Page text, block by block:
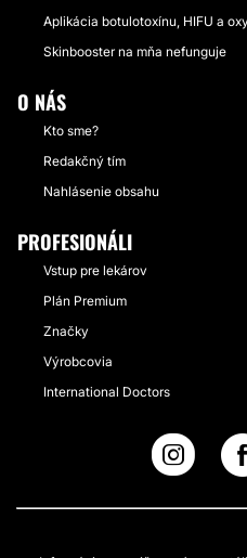
Aplikácia botulotoxínu, HIFU a
Skinbooster na mňa nefunguje
O NÁS
Kto sme?
Redakčný tím
Nahlásenie obsahu
PROFESIONÁLI
Vstup pre lekárov
Plán Premium
Značky
Výrobcovia
International Doctors